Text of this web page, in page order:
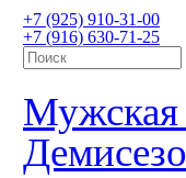
+7 (925) 910-31-00
+7 (916) 630-71-25
Мужская